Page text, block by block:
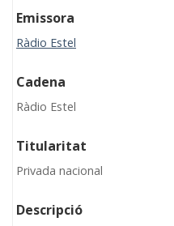
Emissora
Ràdio Estel
Cadena
Ràdio Estel
Titularitat
Privada nacional
Descripció